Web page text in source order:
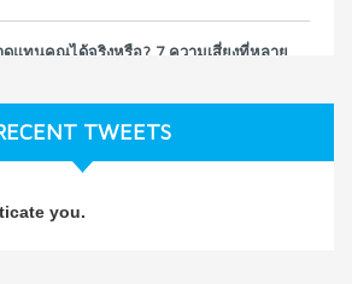
ดแทนคุณได้จริงหรือ? 7 ความเสี่ยงที่หลาย
จารย์บอม
TWEETS
you.